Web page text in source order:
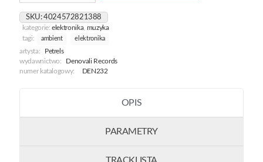
SKU:4024572821388
kategorie:elektronika, muzyka
tagi:
ambient elektronika
artysta:
Petrels
wydawnictwo:
Denovali Records
numer katalogowy:
DEN232
OPIS
PARAMETRY